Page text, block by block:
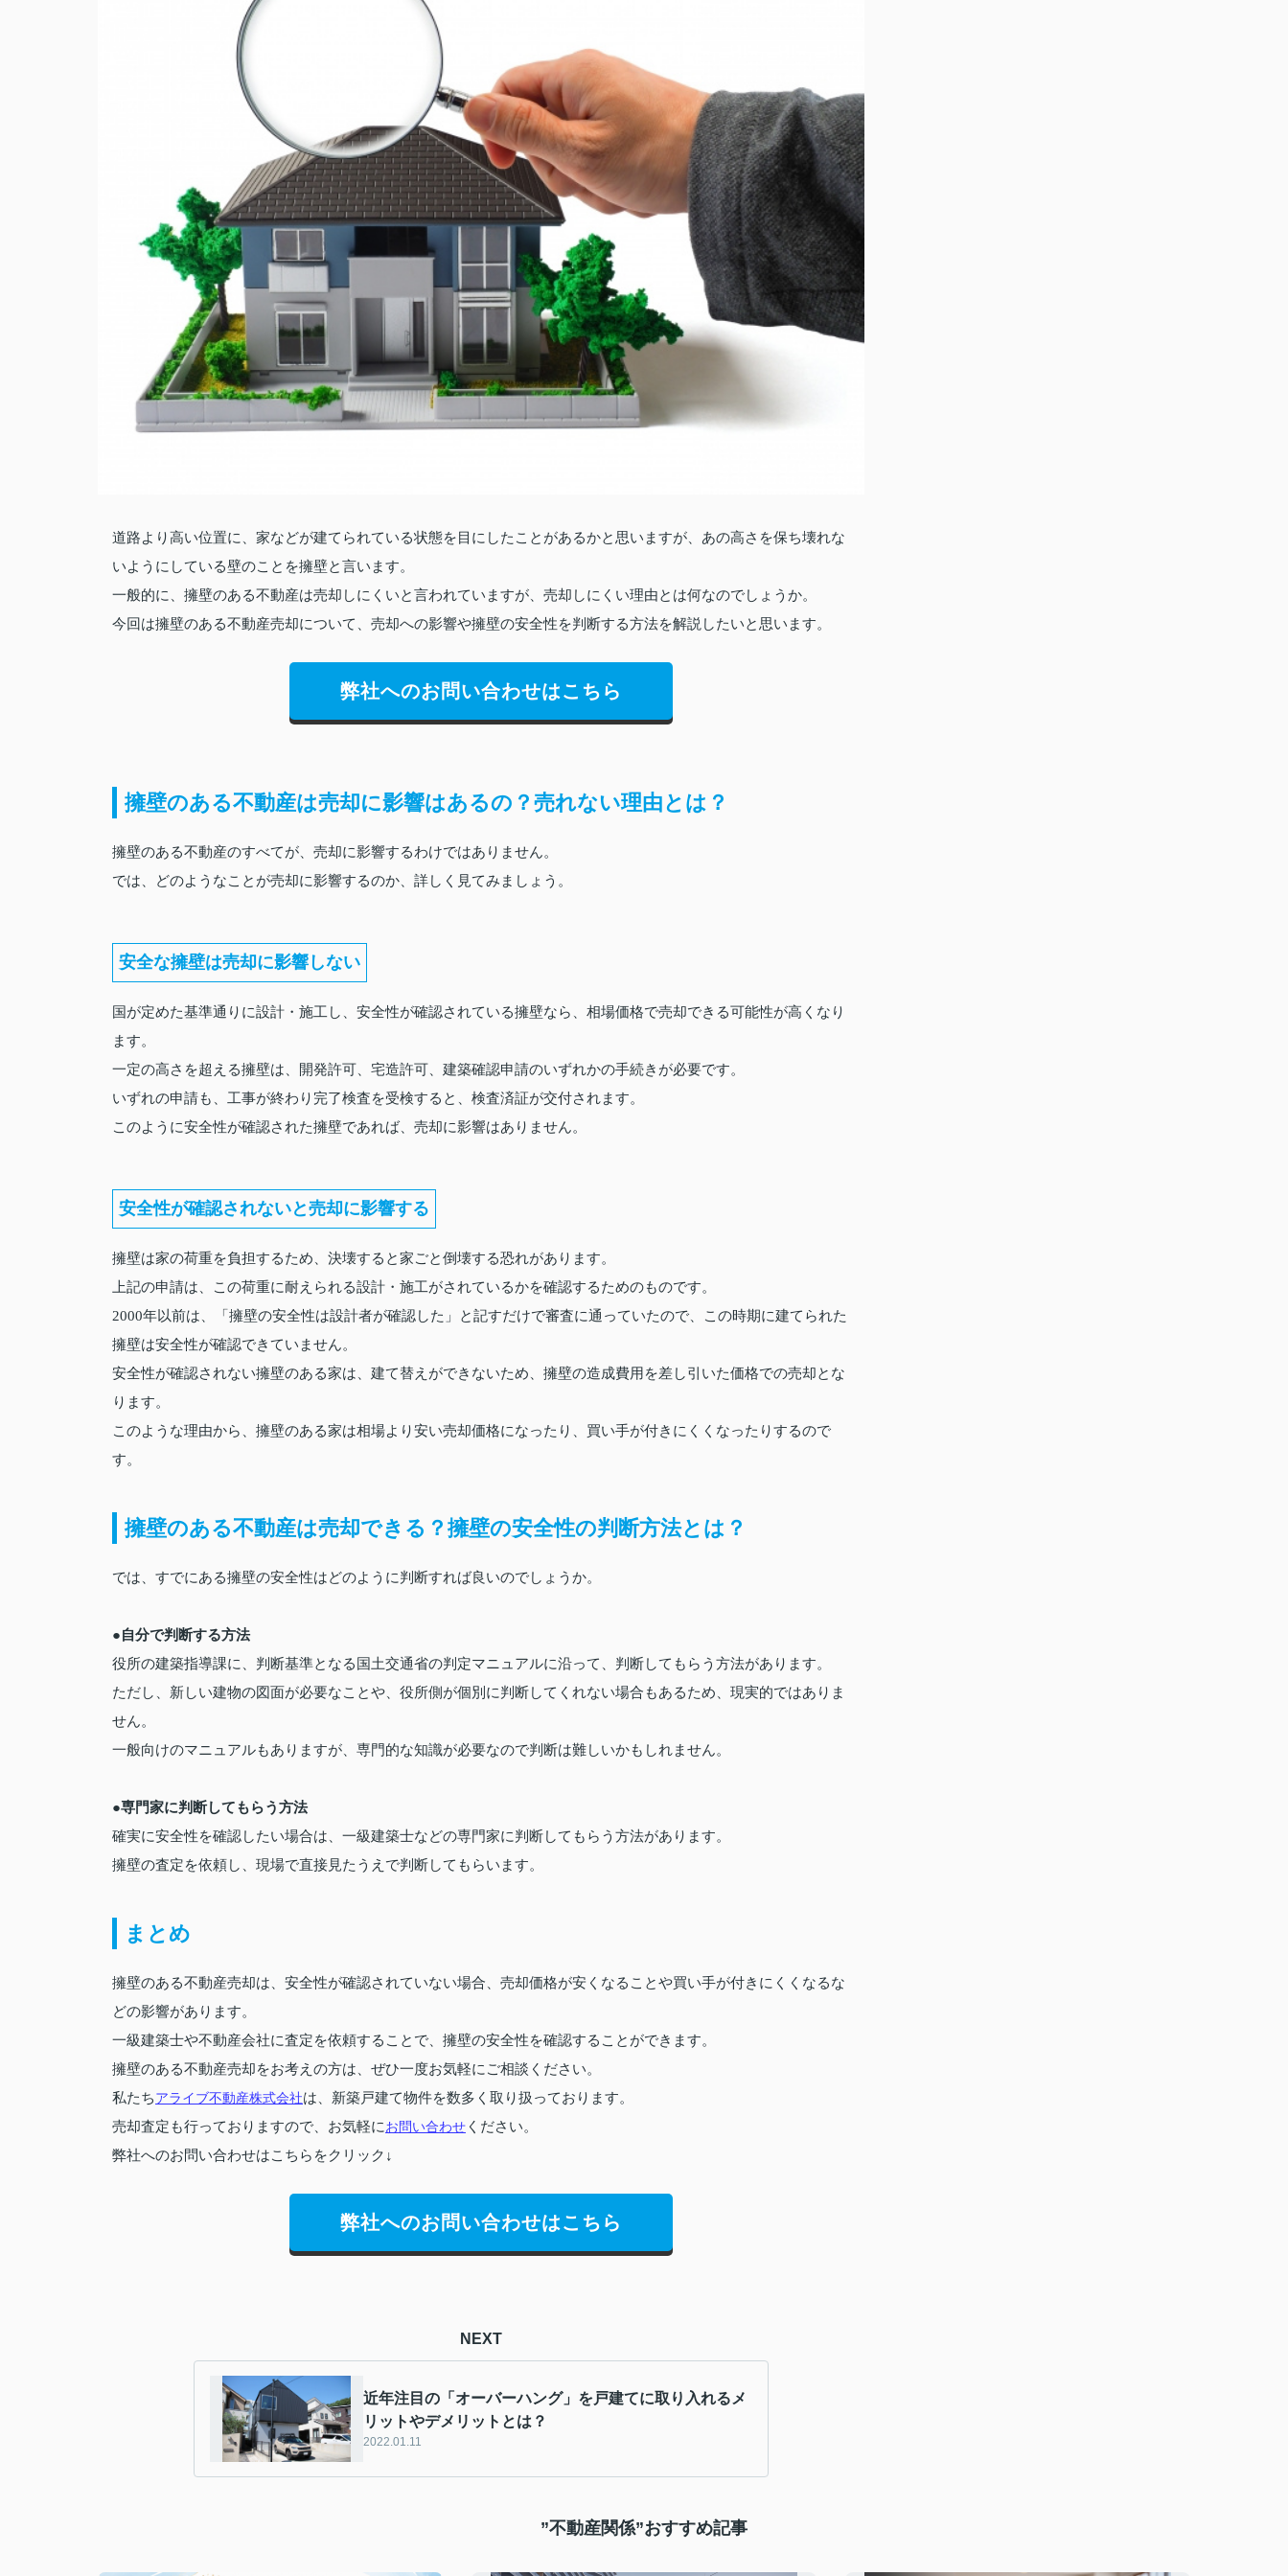
道路より高い位置に、家などが建てられている状態を目にしたことがあるかと思いますが、あの高さを保ち壊れな
いようにしている壁のことを擁壁と言います。
一般的に、擁壁のある不動産は売却しにくいと言われていますが、売却しにくい理由とは何なのでしょうか。
今回は擁壁のある不動産売却について、売却への影響や擁壁の安全性を判断する方法を解説したいと思います。
弊社へのお問い合わせはこちら
擁壁のある不動産は売却に影響はあるの？売れない理由とは？
擁壁のある不動産のすべてが、売却に影響するわけではありません。
では、どのようなことが売却に影響するのか、詳しく見てみましょう。
安全な擁壁は売却に影響しない
国が定めた基準通りに設計・施工し、安全性が確認されている擁壁なら、相場価格で売却できる可能性が高くなり
ます。
一定の高さを超える擁壁は、開発許可、宅造許可、建築確認申請のいずれかの手続きが必要です。
いずれの申請も、工事が終わり完了検査を受検すると、検査済証が交付されます。
このように安全性が確認された擁壁であれば、売却に影響はありません。
安全性が確認されないと売却に影響する
擁壁は家の荷重を負担するため、決壊すると家ごと倒壊する恐れがあります。
上記の申請は、この荷重に耐えられる設計・施工がされているかを確認するためのものです。
2000年以前は、「擁壁の安全性は設計者が確認した」と記すだけで審査に通っていたので、この時期に建てられた
擁壁は安全性が確認できていません。
安全性が確認されない擁壁のある家は、建て替えができないため、擁壁の造成費用を差し引いた価格での売却とな
ります。
このような理由から、擁壁のある家は相場より安い売却価格になったり、買い手が付きにくくなったりするので
す。
擁壁のある不動産は売却できる？擁壁の安全性の判断方法とは？
では、すでにある擁壁の安全性はどのように判断すれば良いのでしょうか。
●自分で判断する方法
役所の建築指導課に、判断基準となる国土交通省の判定マニュアルに沿って、判断してもらう方法があります。
ただし、新しい建物の図面が必要なことや、役所側が個別に判断してくれない場合もあるため、現実的ではありま
せん。
一般向けのマニュアルもありますが、専門的な知識が必要なので判断は難しいかもしれません。
●専門家に判断してもらう方法
確実に安全性を確認したい場合は、一級建築士などの専門家に判断してもらう方法があります。
擁壁の査定を依頼し、現場で直接見たうえで判断してもらいます。
まとめ
擁壁のある不動産売却は、安全性が確認されていない場合、売却価格が安くなることや買い手が付きにくくなるな
どの影響があります。
一級建築士や不動産会社に査定を依頼することで、擁壁の安全性を確認することができます。
擁壁のある不動産売却をお考えの方は、ぜひ一度お気軽にご相談ください。
私たちアライブ不動産株式会社は、新築戸建て物件を数多く取り扱っております。
売却査定も行っておりますので、お気軽にお問い合わせ ください。
弊社へのお問い合わせはこちらをクリック↓
弊社へのお問い合わせはこちら
NEXT
近年注目の「オーバーハング」を戸建てに取り入れるメ
リットやデメリットとは？
2022.01.11
”不動産関係”おすすめ記事